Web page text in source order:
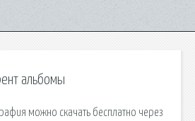
альбомы
можно скачать бесплатно через